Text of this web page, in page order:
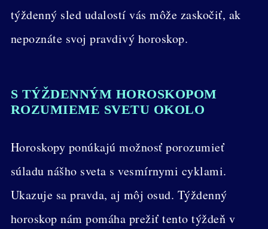
týždenný sled udalostí vás môže zaskočiť, ak
nepoznáte svoj pravdivý horoskop.
S TÝŽDENNÝM HOROSKOPOM
ROZUMIEME SVETU OKOLO
Horoskopy ponúkajú možnosť porozumieť
súladu nášho sveta s vesmírnymi cyklami.
Ukazuje sa pravda, aj môj osud. Týždenný
horoskop nám pomáha prežiť tento týždeň v